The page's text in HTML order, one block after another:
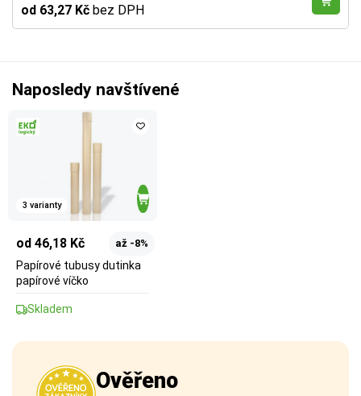
od 63,27 Kč bez DPH
Naposledy navštívené
3 varianty
od 46,18 Kč až -8%
Papírové tubusy dutinka
papírové víčko
Skladem
Ověřeno